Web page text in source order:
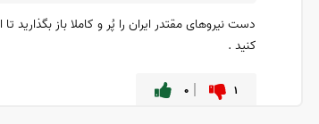
دست نیروهای مقتدر ایران را پُر و کاملا باز
کنید .
۱ ۰